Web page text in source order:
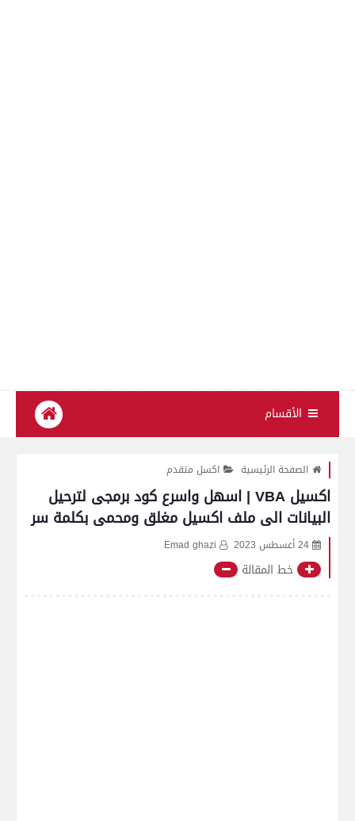
الأقسام
الصفحة الرئيسية اكسل متقدم
اكسيل VBA | اسهل واسرع كود برمجى لترحيل
البيانات الى ملف اكسيل مغلق ومحمى بكلمة سر
24 أغسطس 2023 Emad ghazi
خط المقالة